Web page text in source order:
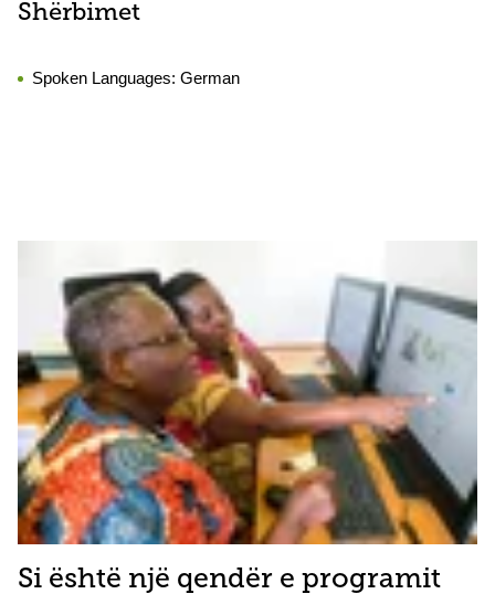
Shërbimet
Spoken Languages: German
Si është një qendër e programit